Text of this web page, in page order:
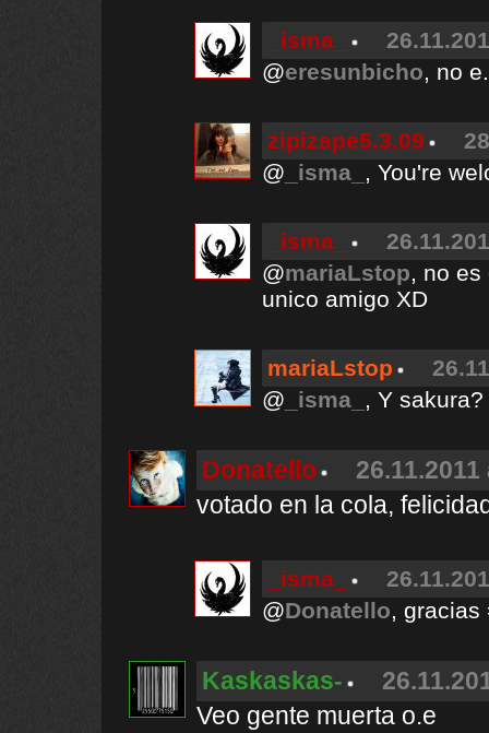
_isma_
@eresunbicho, no
zipizape5.3.09
@ _isma_ , You're
_isma_
@mariaLstop, no es
unico amigo XD
mariaLstop
@ _isma_ , Y
Donatello
votado en la cola,
_isma_
@Donatello, gracias
Kaskaskas-
Veo gente muerta o.e